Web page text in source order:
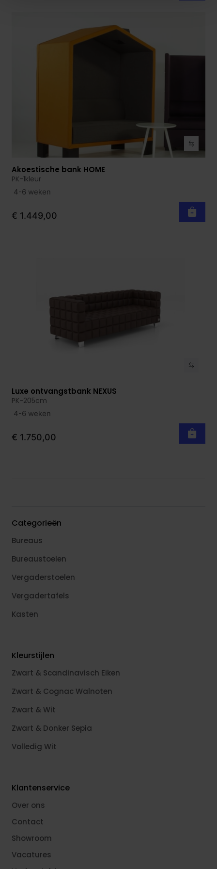
Bekijk product
Akoestische bank HOME
PK-1kleur
4-6 weken
€ 1.449,00
Bekijk product
Luxe ontvangstbank NEXUS
PK-205cm
4-6 weken
€ 1.750,00
Categorieën
Bureaus
Bureaustoelen
Vergaderstoelen
Vergadertafels
Kasten
Kleurstijlen
Zwart & Scandinavisch Eiken
Zwart & Cognac Walnoten
Zwart & Wit
Zwart & Donker Sepia
Volledig Wit
Klantenservice
Over ons
Contact
Showroom
Vacatures